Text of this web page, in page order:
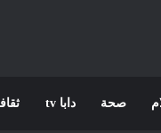
صحة دابا tv